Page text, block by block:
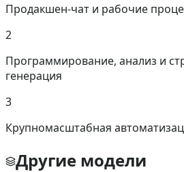
Продакшен-чат и рабочие
2
Программирование, анализ и
генерация
3
Крупномасштабная
Другие модели